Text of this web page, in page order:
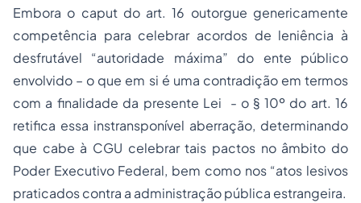
Embora o caput do art. 16 outorgue genericamente
competência para celebrar acordos de leniência à
desfrutável “autoridade máxima” do ente público
envolvido – o que em si é uma contradição em termos
com a finalidade da presente Lei - o § 10º do art. 16
retifica essa instransponível aberração, determinando
que cabe à CGU celebrar tais pactos no âmbito do
Poder Executivo Federal, bem como nos “atos lesivos
praticados contra a administração pública estrangeira.